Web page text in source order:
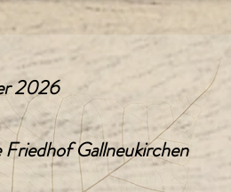
2026
Friedhof Gallneukirchen